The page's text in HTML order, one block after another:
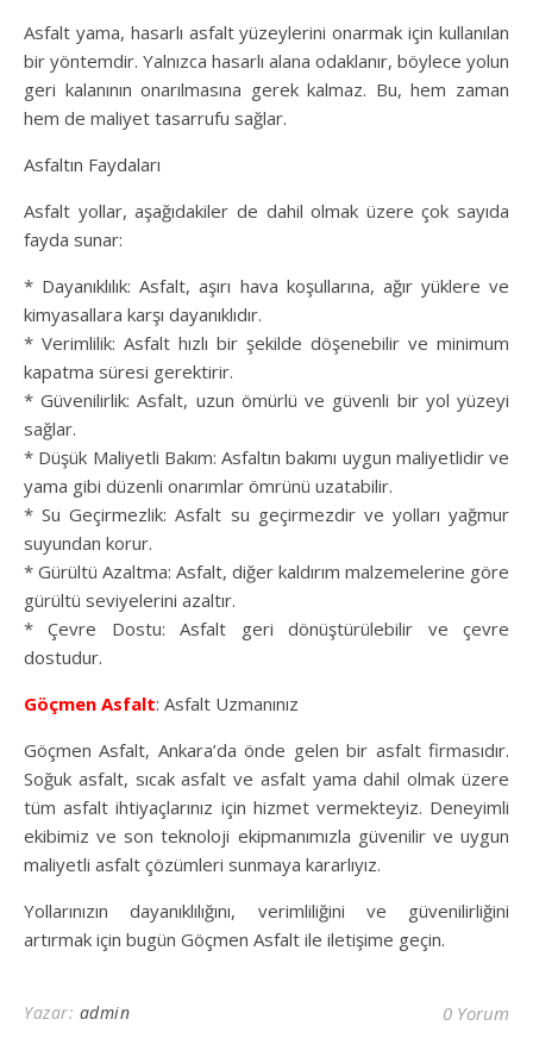
Asfalt yama, hasarlı asfalt yüzeylerini onarmak için kullanılan
bir yöntemdir. Yalnızca hasarlı alana odaklanır, böylece yolun
geri kalanının onarılmasına gerek kalmaz. Bu, hem zaman
hem de maliyet tasarrufu sağlar.
Asfaltın Faydaları
Asfalt yollar, aşağıdakiler de dahil olmak üzere çok sayıda
fayda sunar:
* Dayanıklılık: Asfalt, aşırı hava koşullarına, ağır yüklere ve
kimyasallara karşı dayanıklıdır.
* Verimlilik: Asfalt hızlı bir şekilde döşenebilir ve minimum
kapatma süresi gerektirir.
* Güvenilirlik: Asfalt, uzun ömürlü ve güvenli bir yol yüzeyi
sağlar.
* Düşük Maliyetli Bakım: Asfaltın bakımı uygun maliyetlidir ve
yama gibi düzenli onarımlar ömrünü uzatabilir.
* Su Geçirmezlik: Asfalt su geçirmezdir ve yolları yağmur
suyundan korur.
* Gürültü Azaltma: Asfalt, diğer kaldırım malzemelerine göre
gürültü seviyelerini azaltır.
* Çevre Dostu: Asfalt geri dönüştürülebilir ve çevre
dostudur.
Göçmen Asfalt: Asfalt Uzmanınız
Göçmen Asfalt, Ankara’da önde gelen bir asfalt firmasıdır.
Soğuk asfalt, sıcak asfalt ve asfalt yama dahil olmak üzere
tüm asfalt ihtiyaçlarınız için hizmet vermekteyiz. Deneyimli
ekibimiz ve son teknoloji ekipmanımızla güvenilir ve uygun
maliyetli asfalt çözümleri sunmaya kararlıyız.
Yollarınızın dayanıklılığını, verimliliğini ve güvenilirliğini
artırmak için bugün Göçmen Asfalt ile iletişime geçin.
Yazar: admin 0 Yorum